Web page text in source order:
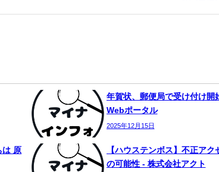
年賀状、郵便局で受け付け
Webポータル
2025年12月15日
は 原
【ハウステンボス】不正ア
の可能性 - 株式会社アクト